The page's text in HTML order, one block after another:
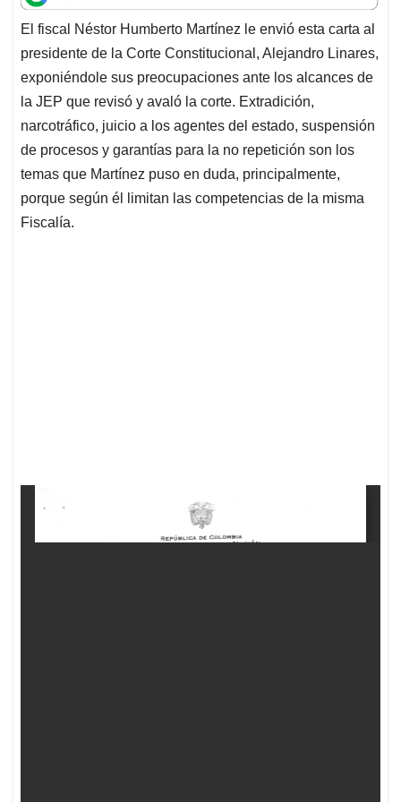
t
s
A
p
p
e
b
o
o
k
k
e
d
I
n
i
l
e
a
d
s
El fiscal Néstor Humberto Martínez le envió esta carta al
presidente de la Corte Constitucional, Alejandro Linares,
exponiéndole sus preocupaciones ante los alcances de
la JEP que revisó y avaló la corte. Extradición,
narcotráfico, juicio a los agentes del estado, suspensión
de procesos y garantías para la no repetición son los
temas que Martínez puso en duda, principalmente,
porque según él limitan las competencias de la misma
Fiscalía.